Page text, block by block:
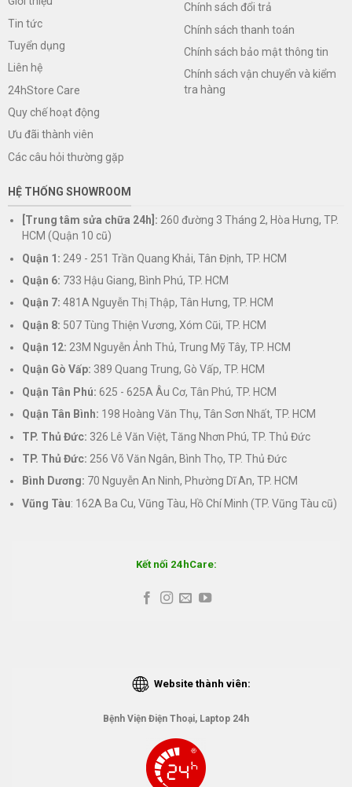
Tin tức
Tuyển dụng
Liên hệ
24hStore Care
Quy chế hoạt động
Ưu đãi thành viên
Các câu hỏi thường gặp
Chính sách đổi trả
Chính sách thanh toán
Chính sách bảo mật thông tin
Chính sách vận chuyển và kiểm
tra hàng
HỆ THỐNG SHOWROOM
[Trung tâm sửa chữa 24h]: 260 đường 3 Tháng 2, Hòa Hưng, TP.
HCM (Quận 10 cũ)
Quận 1: 249 - 251 Trần Quang Khải, Tân Định, TP. HCM
Quận 6: 733 Hậu Giang, Bình Phú, TP. HCM
Quận 7: 481A Nguyễn Thị Thập, Tân Hưng, TP. HCM
Quận 8: 507 Tùng Thiện Vương, Xóm Cũi, TP. HCM
Quận 12: 23M Nguyễn Ảnh Thủ, Trung Mỹ Tây, TP. HCM
Quận Gò Vấp: 389 Quang Trung, Gò Vấp, TP. HCM
Quận Tân Phú: 625 - 625A Âu Cơ, Tân Phú, TP. HCM
Quận Tân Bình: 198 Hoàng Văn Thụ, Tân Sơn Nhất, TP. HCM
TP. Thủ Đức: 326 Lê Văn Việt, Tăng Nhơn Phú, TP. Thủ Đức
TP. Thủ Đức: 256 Võ Văn Ngân, Bình Thọ, TP. Thủ Đức
Bình Dương: 70 Nguyễn An Ninh, Phường Dĩ An, TP. HCM
Vũng Tàu: 162A Ba Cu, Vũng Tàu, Hồ Chí Minh (TP. Vũng Tàu cũ)
Kết nối 24hCare:
Website thành viên:
Bệnh Viện Điện Thoại, Laptop 24h